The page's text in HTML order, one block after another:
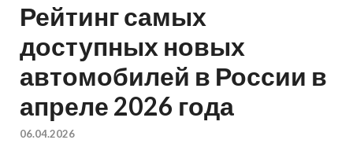
Рейтинг самых
доступных новых
автомобилей в России в
апреле 2026 года
06.04.2026